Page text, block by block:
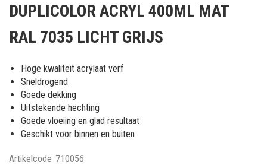
het
van
afbeeldingen-
gallerij
DUPLICOLOR ACRYL 400ML MAT
RAL 7035 LICHT GRIJS
Hoge kwaliteit acrylaat verf
Sneldrogend
Goede dekking
Uitstekende hechting
Goede vloeiing en glad resultaat
Geschikt voor binnen en buiten
Artikelcode 710056